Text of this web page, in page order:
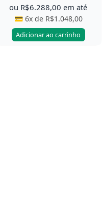
ou R$6.288,00 em até
💳 6x de R$1.048,00
Adicionar ao carrinho